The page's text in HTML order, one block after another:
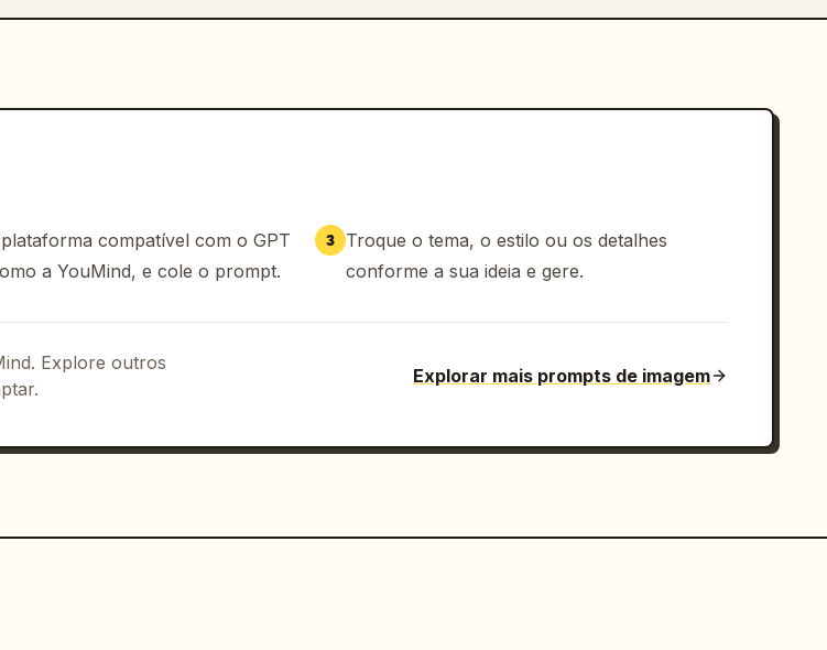
compatível com o GPT
a YouMind, e cole o prompt.
3
Troque o tema, o estilo ou os detalhes
conforme a sua ideia e gere.
Explore outros
Explorar mais prompts de imagem